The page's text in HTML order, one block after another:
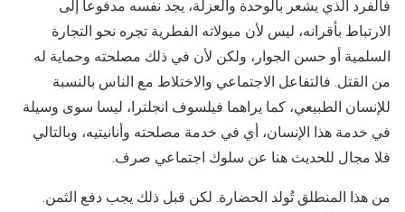
فالفرد الذي يشعر بالوحدة والعزلة، يجد نفسه مدفوعا إلى
الارتباط بأقرانه، ليس لأن ميولاته الفطرية تجره نحو التجارة
السلمية أو حسن الجوار، ولكن لأن في ذلك مصلحته وحماية له
من القتل. فالتفاعل الاجتماعي والاختلاط مع الناس بالنسبة
للإنسان الطبيعي، كما يراهما فيلسوف انجلترا، ليسا سوى وسيلة
في خدمة هذا الإنسان، أي في خدمة مصلحته وأنانيتيه، وبالتالي
فلا مجال للحديث هنا عن سلوك اجتماعي صرف.
من هذا المنطلق تُولد الحضارة. لكن قبل ذلك يجب دفع الثمن.